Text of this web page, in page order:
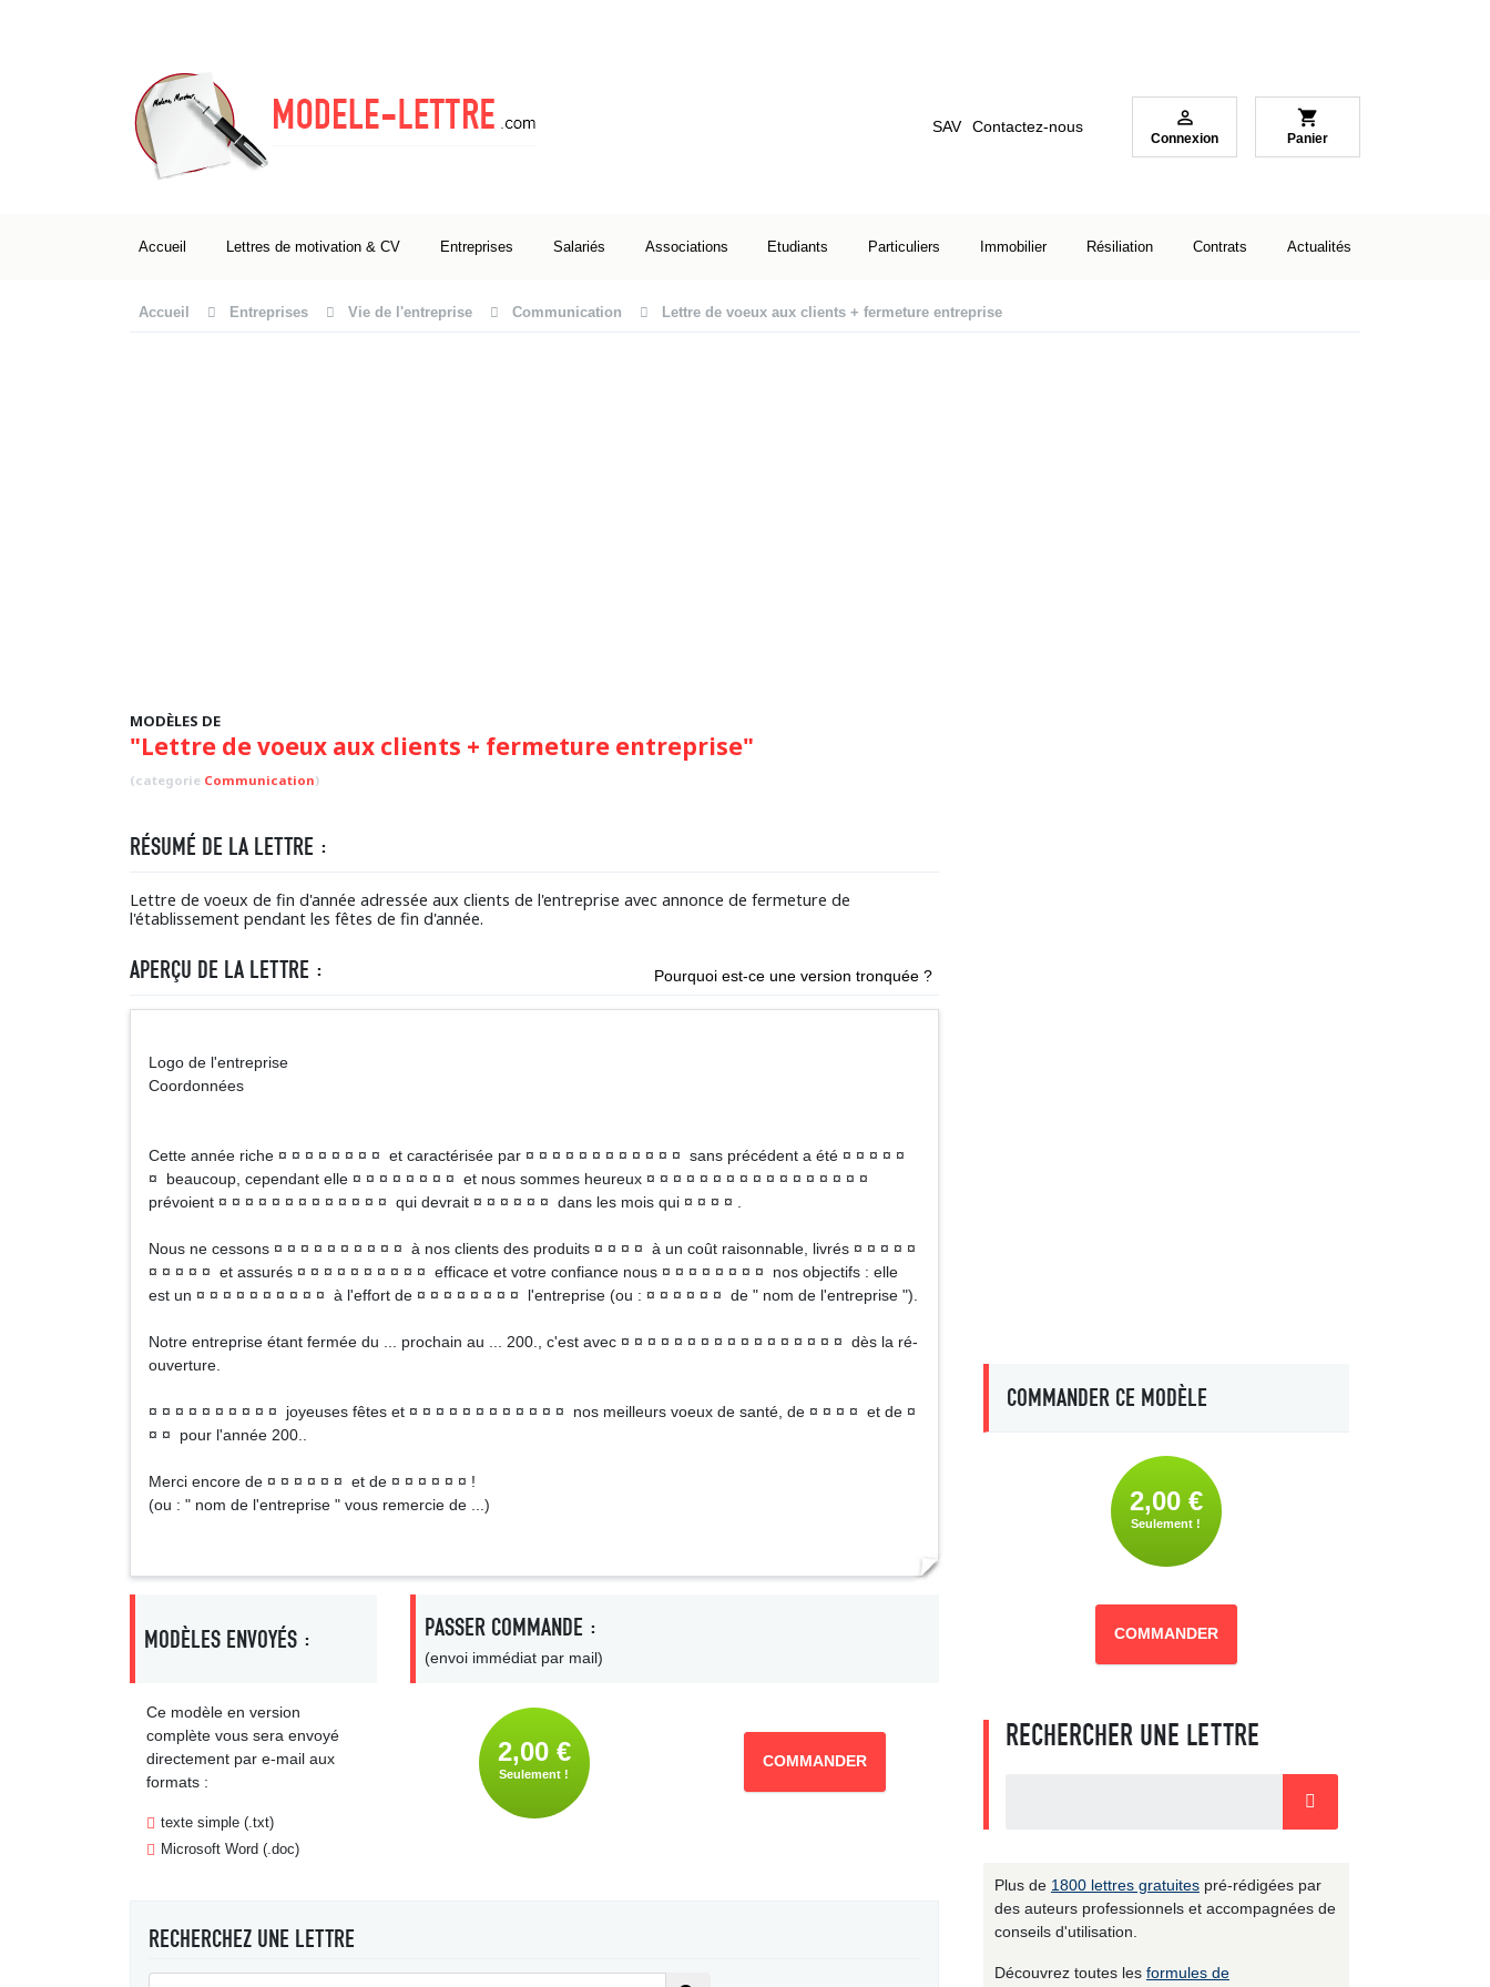
SAV Contactez-nous 
Connexion
shopping_cart
Panier
Accueil Lettres de motivation & CV Entreprises Salariés Associations Etudiants Particuliers Immobilier Résiliation Contrats Actualités
Accueil Entreprises Vie de l'entreprise Communication Lettre de voeux aux clients + fermeture entreprise
MODÈLES DE
"Lettre de voeux aux clients + fermeture entreprise"
(categorie Communication)
RÉSUMÉ DE LA LETTRE :
Lettre de voeux de fin d'année adressée aux clients de l'entreprise avec annonce de fermeture de
l'établissement pendant les fêtes de fin d'année.
APERÇU DE LA LETTRE : Pourquoi est-ce une version tronquée ?
Logo de l'entreprise
Coordonnées
Cette année riche ¤ ¤ ¤ ¤ ¤ ¤ ¤ ¤ et caractérisée par ¤ ¤ ¤ ¤ ¤ ¤ ¤ ¤ ¤ ¤ ¤ ¤ sans précédent a été ¤ ¤ ¤ ¤ ¤
¤ beaucoup, cependant elle ¤ ¤ ¤ ¤ ¤ ¤ ¤ ¤ et nous sommes heureux ¤ ¤ ¤ ¤ ¤ ¤ ¤ ¤ ¤ ¤ ¤ ¤ ¤ ¤ ¤ ¤ ¤
prévoient ¤ ¤ ¤ ¤ ¤ ¤ ¤ ¤ ¤ ¤ ¤ ¤ ¤ qui devrait ¤ ¤ ¤ ¤ ¤ ¤ dans les mois qui ¤ ¤ ¤ ¤ .
Nous ne cessons ¤ ¤ ¤ ¤ ¤ ¤ ¤ ¤ ¤ ¤ à nos clients des produits ¤ ¤ ¤ ¤ à un coût raisonnable, livrés ¤ ¤ ¤ ¤ ¤
¤ ¤ ¤ ¤ ¤ et assurés ¤ ¤ ¤ ¤ ¤ ¤ ¤ ¤ ¤ ¤ efficace et votre confiance nous ¤ ¤ ¤ ¤ ¤ ¤ ¤ ¤ nos objectifs : elle
est un ¤ ¤ ¤ ¤ ¤ ¤ ¤ ¤ ¤ ¤ à l'effort de ¤ ¤ ¤ ¤ ¤ ¤ ¤ ¤ l'entreprise (ou : ¤ ¤ ¤ ¤ ¤ ¤ de " nom de l'entreprise ").
Notre entreprise étant fermée du ... prochain au ... 200., c'est avec ¤ ¤ ¤ ¤ ¤ ¤ ¤ ¤ ¤ ¤ ¤ ¤ ¤ ¤ ¤ ¤ ¤ dès la ré-
ouverture.
¤ ¤ ¤ ¤ ¤ ¤ ¤ ¤ ¤ ¤ joyeuses fêtes et ¤ ¤ ¤ ¤ ¤ ¤ ¤ ¤ ¤ ¤ ¤ ¤ nos meilleurs voeux de santé, de ¤ ¤ ¤ ¤ et de ¤
¤ ¤ pour l'année 200..
Merci encore de ¤ ¤ ¤ ¤ ¤ ¤ et de ¤ ¤ ¤ ¤ ¤ ¤ !
(ou : " nom de l'entreprise " vous remercie de ...)
MODÈLES ENVOYÉS :
Ce modèle en version
complète vous sera envoyé
directement par e-mail aux
formats :
texte simple (.txt)
Microsoft Word (.doc)
PASSER COMMANDE :
(envoi immédiat par mail)
2,00 €
Seulement !
COMMANDER
RECHERCHEZ UNE LETTRE
COMMANDER CE MODÈLE
2,00 €
Seulement !
COMMANDER
RECHERCHER UNE LETTRE
Plus de 1800 lettres gratuites pré-rédigées par
des auteurs professionnels et accompagnées de
conseils d'utilisation.
Découvrez toutes les formules de